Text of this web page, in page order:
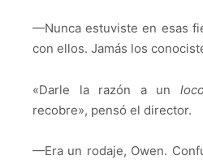
—Nunca estuviste en esas
con ellos. Jamás los
«Darle la razón a un
recobre», pensó el director.
—Era un rodaje, Owen.